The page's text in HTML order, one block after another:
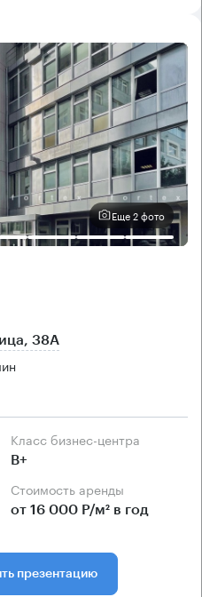
Еще 2 фото
38А
Класс бизнес-центра
B+
Стоимость аренды
от 16 000 Р/м² в год
презентацию